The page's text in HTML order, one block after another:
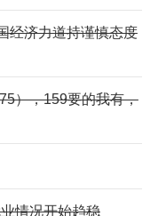
经济力道持谨慎态度
），159要的我有，
情况开始趋稳